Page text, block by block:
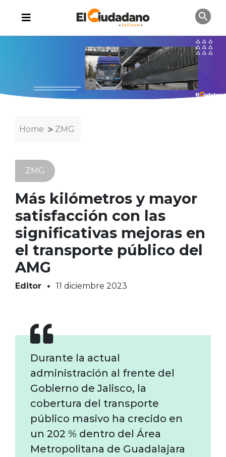
Home ZMG
ZMG
Más kilómetros y mayor
satisfacción con las
significativas mejoras en
el transporte público del
AMG
Editor 11 diciembre 2023
Durante la actual
administración al frente del
Gobierno de Jalisco, la
cobertura del transporte
público masivo ha crecido en
un 202 % dentro del Área
Metropolitana de Guadalajara